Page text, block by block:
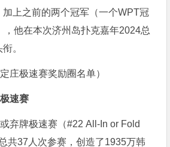
上之前的两个冠军（一个WPT冠
，他在本次济州岛扑克嘉年2024总
。
庄极速赛奖励圈名单）
速赛
弃牌极速赛（#22 All-In or Fold
共37人次参赛，创造了1935万韩